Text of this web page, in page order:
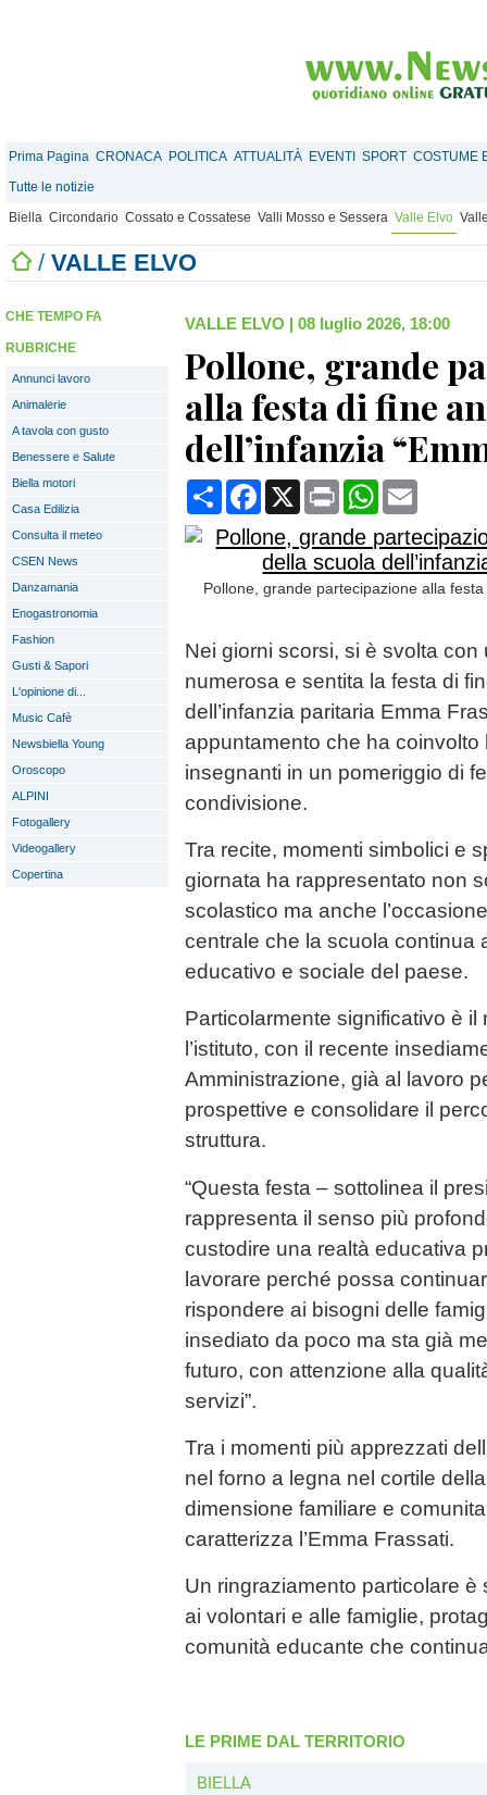
Prima Pagina CRONACA POLITICA ATTUALITÀ EVENTI SPORT COSTUME
Tutte le notizie
Biella Circondario Cossato e Cossatese Valli Mosso e Sessera Valle Elvo
/ VALLE ELVO
CHE TEMPO FA
RUBRICHE
Annunci lavoro
Animalerie
A tavola con gusto
Benessere e Salute
Biella motori
Casa Edilizia
Consulta il meteo
CSEN News
Danzamania
Enogastronomia
Fashion
Gusti & Sapori
L'opinione di...
Music Cafè
Newsbiella Young
Oroscopo
ALPINI
Fotogallery
Videogallery
Copertina
VALLE ELVO | 08 luglio 2026, 18:00
Pollone, grande
alla festa di fine
dell’infanzia
CondividiFacebook
X Print WhatsApp
Pollone, grande partecipazione alla
Nei giorni scorsi, si è svolta
numerosa e sentita la festa di
dell’infanzia paritaria Emma
appuntamento che ha coinvolto
insegnanti in un pomeriggio di
condivisione.
Tra recite, momenti simbolici e
giornata ha rappresentato non
scolastico ma anche
centrale che la scuola continua
educativo e sociale del paese.
Particolarmente significativo è
l’istituto, con il recente
Amministrazione, già al lavoro
prospettive e consolidare il
struttura.
“Questa festa – sottolinea il
rappresenta il senso più
custodire una realtà educativa
lavorare perché possa
rispondere ai bisogni delle
insediato da poco ma sta già
futuro, con attenzione alla
servizi”.
Tra i momenti più apprezzati
nel forno a legna nel cortile
dimensione familiare e
caratterizza l’Emma Frassati.
Un ringraziamento particolare
ai volontari e alle famiglie,
comunità educante che
LE PRIME DAL TERRITORIO
BIELLA